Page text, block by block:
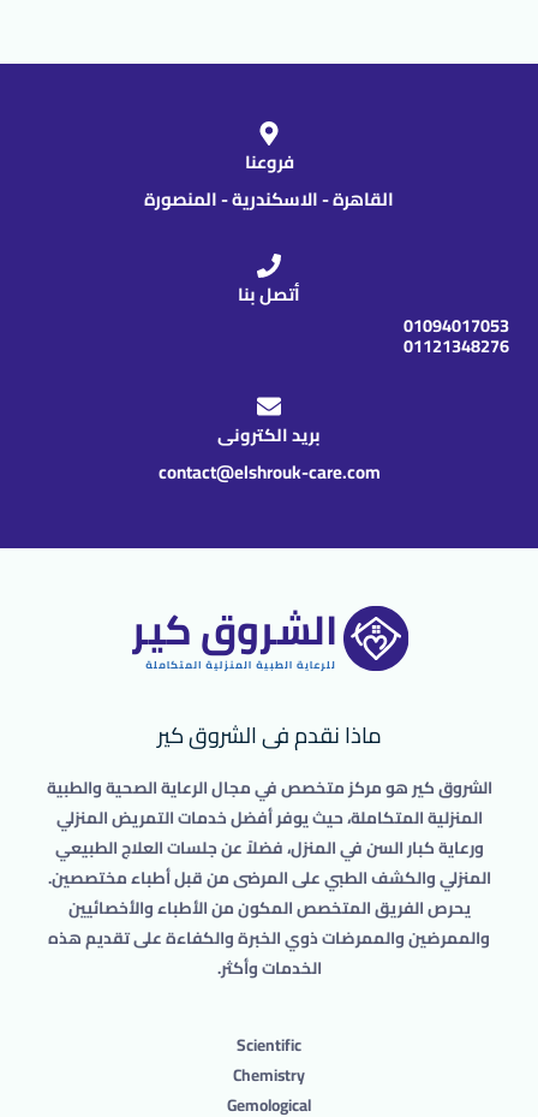
فروعنا
القاهرة - الاسكندرية - المنصورة
أتصل بنا
01094017053
01121348276
بريد الكترونى
contact@elshrouk-care.com
ماذا نقدم فى الشروق كير
الشروق كير هو مركز متخصص في مجال الرعاية الصحية والطبية
المنزلية المتكاملة، حيث يوفر أفضل خدمات التمريض المنزلي
ورعاية كبار السن في المنزل، فضلاً عن جلسات العلاج الطبيعي
المنزلي والكشف الطبي على المرضى من قبل أطباء مختصصين.
يحرص الفريق المتخصص المكون من الأطباء والأخصائيين
والممرضين والممرضات ذوي الخبرة والكفاءة على تقديم هذه
الخدمات وأكثر.
Scientific
Chemistry
Gemological